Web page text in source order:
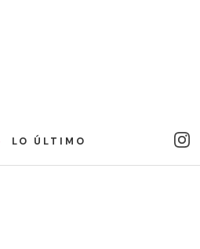
LO ÚLTIMO